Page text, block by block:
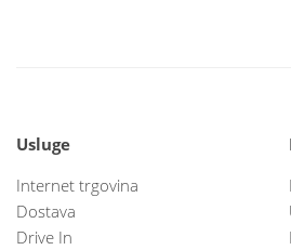
Usluge
Internet trgovina
Dostava
Drive In